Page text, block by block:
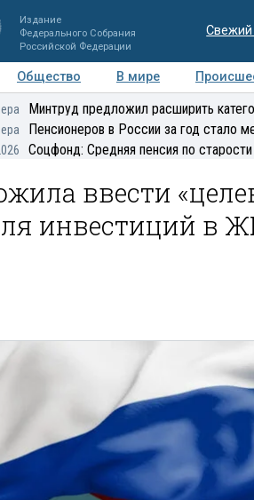
Издание
Федерального Собрания
Российской Федерации
Общество В мире
Регионы Медиацентр
Минтруд предложил расширить
Пенсионеров в России за год стало
Соцфонд: Средняя пенсия по
ввести
инвестиций в